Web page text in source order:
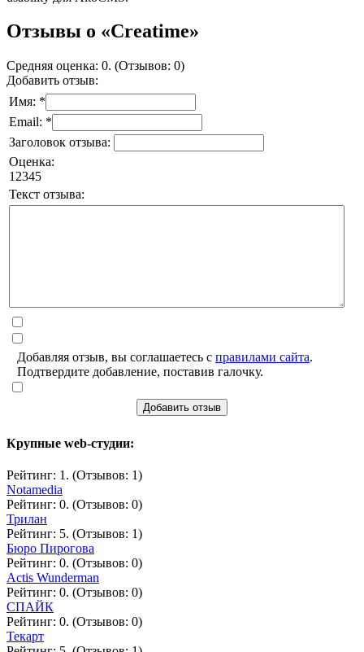
Отзывы о «Creatime»
Средняя оценка: 0. (Отзывов: 0)
Добавить отзыв:
Имя: *
Email: *
Заголовок отзыва:
Оценка:
1 2345
Текст отзыва:
Добавляя отзыв, вы соглашаетесь с правилами сайта.
Подтвердите добавление, поставив галочку.
Добавить отзыв
Крупные web-студии:
Рейтинг: 1. (Отзывов: 1)
Notamedia
Рейтинг: 0. (Отзывов: 0)
Трилан
Рейтинг: 5. (Отзывов: 1)
Бюро Пирогова
Рейтинг: 0. (Отзывов: 0)
Actis Wunderman
Рейтинг: 0. (Отзывов: 0)
СПАЙК
Рейтинг: 0. (Отзывов: 0)
Текарт